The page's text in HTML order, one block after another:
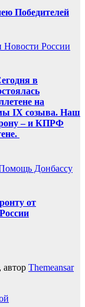
Победителей
Новости России
в
на
IX созыва. Наш
– и КПРФ
Донбассу
от
автор Themeansar